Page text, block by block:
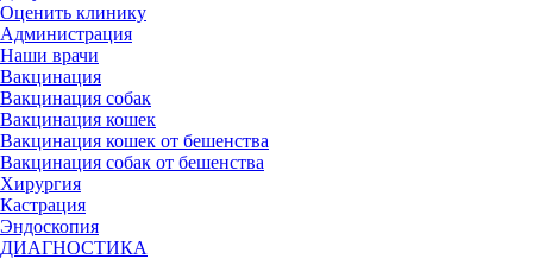
Оценить клинику
Администрация
Наши врачи
Вакцинация
Вакцинация собак
Вакцинация кошек
Вакцинация кошек от бешенства
Вакцинация собак от бешенства
Хирургия
Кастрация
Эндоскопия
ДИАГНОСТИКА